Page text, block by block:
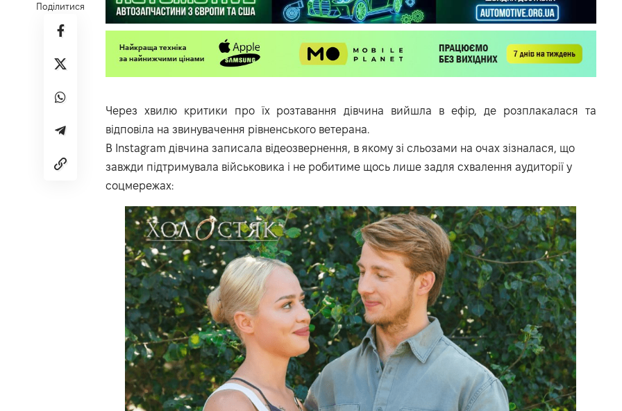
Поділитися
Через хвилю критики про їх розтавання дівчина вийшла в ефір, де розплакалася та
відповіла на звинувачення рівненського ветерана.
В Instagram дівчина записала відеозвернення, в якому зі сльозами на очах зізналася, що
завжди підтримувала військовика і не робитиме щось лише задля схвалення аудиторії у
соцмережах: